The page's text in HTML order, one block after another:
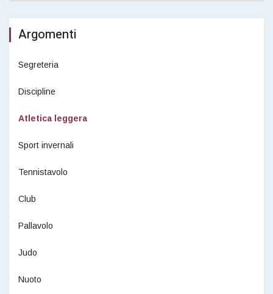
Argomenti
Segreteria
Discipline
Atletica leggera
Sport invernali
Tennistavolo
Club
Pallavolo
Judo
Nuoto